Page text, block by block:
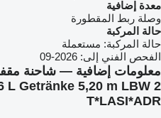
معدة إضافية
وصلة ربط المقطورة
حالة المركبة
حالة المركبة: مستعملة
الفحص الفني إلى: 2026-09
L Getränke 5,20 m LBW 2
T*LASI*ADR